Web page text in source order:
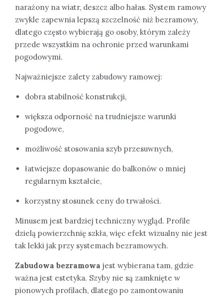
narażony na wiatr, deszcz albo hałas. System ramowy
zwykle zapewnia lepszą szczelność niż bezramowy,
dlatego często wybierają go osoby, którym zależy
przede wszystkim na ochronie przed warunkami
pogodowymi.
Najważniejsze zalety zabudowy ramowej:
dobra stabilność konstrukcji,
większa odporność na trudniejsze warunki
pogodowe,
możliwość stosowania szyb przesuwnych,
łatwiejsze dopasowanie do balkonów o mniej
regularnym kształcie,
korzystny stosunek ceny do trwałości.
Minusem jest bardziej techniczny wygląd. Profile
dzielą powierzchnię szkła, więc efekt wizualny nie jest
tak lekki jak przy systemach bezramowych.
Zabudowa bezramowa jest wybierana tam, gdzie
ważna jest estetyka. Szyby nie są zamknięte w
pionowych profilach, dlatego po zamontowaniu